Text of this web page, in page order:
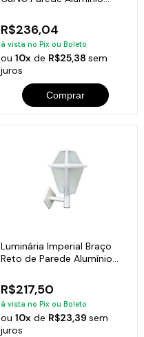
R$236,04
à vista no Pix ou Boleto
ou 10xde R$25,38 sem
juros
Comprar
Luminária Imperial Braço
Reto de Parede Alumínio
R$217,50
à vista no Pix ou Boleto
ou 10xde R$23,39 sem
juros